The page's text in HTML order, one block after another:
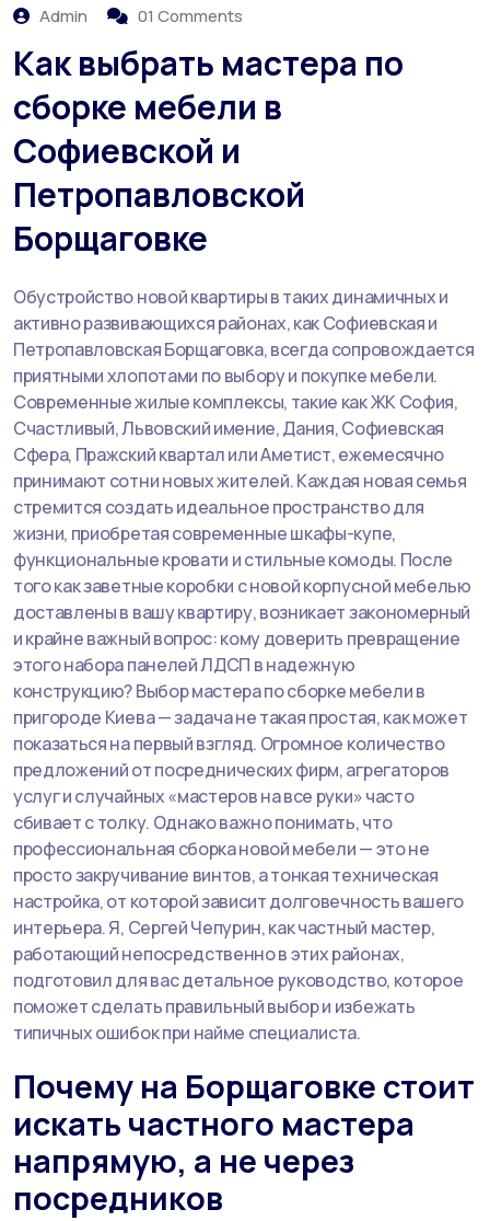
Admin 01 Comments
Как выбрать мастера по
сборке мебели в
Софиевской и
Петропавловской
Борщаговке
Обустройство новой квартиры в таких динамичных и
активно развивающихся районах, как Софиевская и
Петропавловская Борщаговка, всегда сопровождается
приятными хлопотами по выбору и покупке мебели.
Современные жилые комплексы, такие как ЖК София,
Счастливый, Львовский имение, Дания, Софиевская
Сфера, Пражский квартал или Аметист, ежемесячно
принимают сотни новых жителей. Каждая новая семья
стремится создать идеальное пространство для
жизни, приобретая современные шкафы-купе,
функциональные кровати и стильные комоды. После
того как заветные коробки с новой корпусной мебелью
доставлены в вашу квартиру, возникает закономерный
и крайне важный вопрос: кому доверить превращение
этого набора панелей ЛДСП в надежную
конструкцию? Выбор мастера по сборке мебели в
пригороде Киева — задача не такая простая, как может
показаться на первый взгляд. Огромное количество
предложений от посреднических фирм, агрегаторов
услуг и случайных «мастеров на все руки» часто
сбивает с толку. Однако важно понимать, что
профессиональная сборка новой мебели — это не
просто закручивание винтов, а тонкая техническая
настройка, от которой зависит долговечность вашего
интерьера. Я, Сергей Чепурин, как частный мастер,
работающий непосредственно в этих районах,
подготовил для вас детальное руководство, которое
поможет сделать правильный выбор и избежать
типичных ошибок при найме специалиста.
Почему на Борщаговке стоит
искать частного мастера
напрямую, а не через
посредников